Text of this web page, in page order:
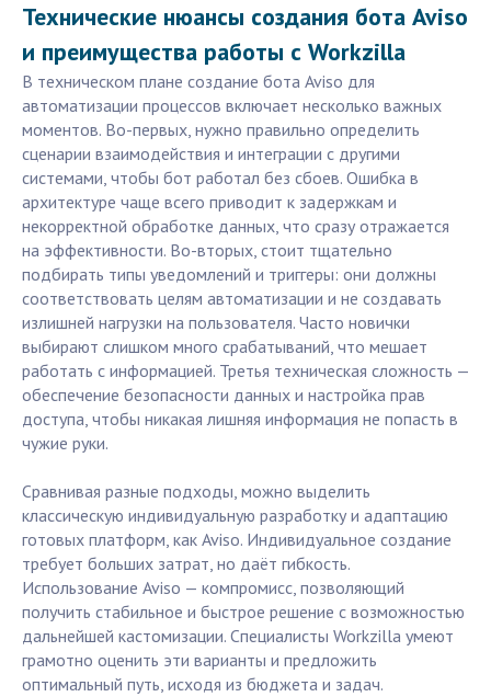
Технические нюансы создания бота Aviso
и преимущества работы с Workzilla
В техническом плане создание бота Aviso для
автоматизации процессов включает несколько важных
моментов. Во-первых, нужно правильно определить
сценарии взаимодействия и интеграции с другими
системами, чтобы бот работал без сбоев. Ошибка в
архитектуре чаще всего приводит к задержкам и
некорректной обработке данных, что сразу отражается
на эффективности. Во-вторых, стоит тщательно
подбирать типы уведомлений и триггеры: они должны
соответствовать целям автоматизации и не создавать
излишней нагрузки на пользователя. Часто новички
выбирают слишком много срабатываний, что мешает
работать с информацией. Третья техническая сложность —
обеспечение безопасности данных и настройка прав
доступа, чтобы никакая лишняя информация не попасть в
чужие руки.
Сравнивая разные подходы, можно выделить
классическую индивидуальную разработку и адаптацию
готовых платформ, как Aviso. Индивидуальное создание
требует больших затрат, но даёт гибкость.
Использование Aviso — компромисс, позволяющий
получить стабильное и быстрое решение с возможностью
дальнейшей кастомизации. Специалисты Workzilla умеют
грамотно оценить эти варианты и предложить
оптимальный путь, исходя из бюджета и задач.